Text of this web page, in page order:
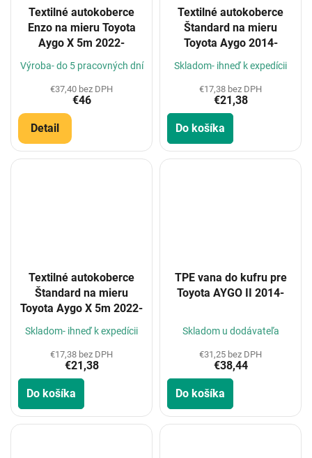
Textilné autokoberce
Enzo na mieru Toyota
Aygo X 5m 2022-
Výroba- do 5 pracovných dní
€37,40 bez DPH
€46
Detail
Textilné autokoberce
Štandard na mieru
Toyota Aygo 2014-
Skladom- ihneď k expedícii
€17,38 bez DPH
€21,38
Do košíka
Textilné autokoberce
Štandard na mieru
Toyota Aygo X 5m 2022-
Skladom- ihneď k expedícii
€17,38 bez DPH
€21,38
Do košíka
TPE vana do kufru pre
Toyota AYGO II 2014-
Skladom u dodávateľa
€31,25 bez DPH
€38,44
Do košíka